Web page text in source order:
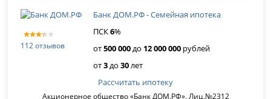
112 отзывов
Банк ДОМ.РФ - Семейная ипотека
ПСК6%
от500 000до 12 000 000 рублей
от3до30лет
Акционерное общество «Банк ДОМ.РФ». Лиц.№2312
Рассчитать ипотеку